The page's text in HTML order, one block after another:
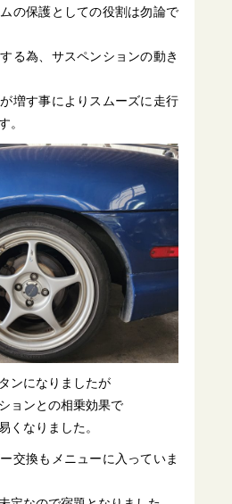
の保護としての役割は勿論で
る為、サスペンションの動き
増す事によりスムーズに走行
。
ンになりましたが
ョンとの相乗効果で
くなりました。
交換もメニューに入っていま